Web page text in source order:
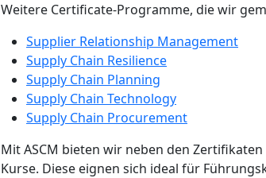
Weitere Certificate-Programme, die wir
Supplier Relationship Management
Supply Chain Resilience
Supply Chain Planning
Supply Chain Technology
Supply Chain Procurement
Mit ASCM bieten wir neben den Zertifikaten
Kurse. Diese eignen sich ideal für